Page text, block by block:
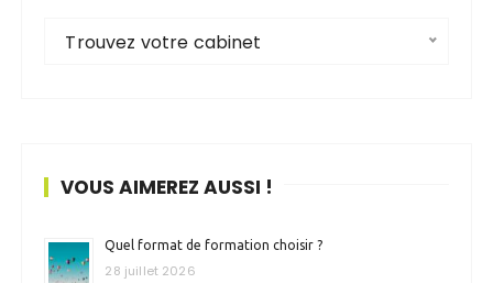
Trouvez votre cabinet
VOUS AIMEREZ AUSSI !
Quel format de formation choisir ?
28 juillet 2026